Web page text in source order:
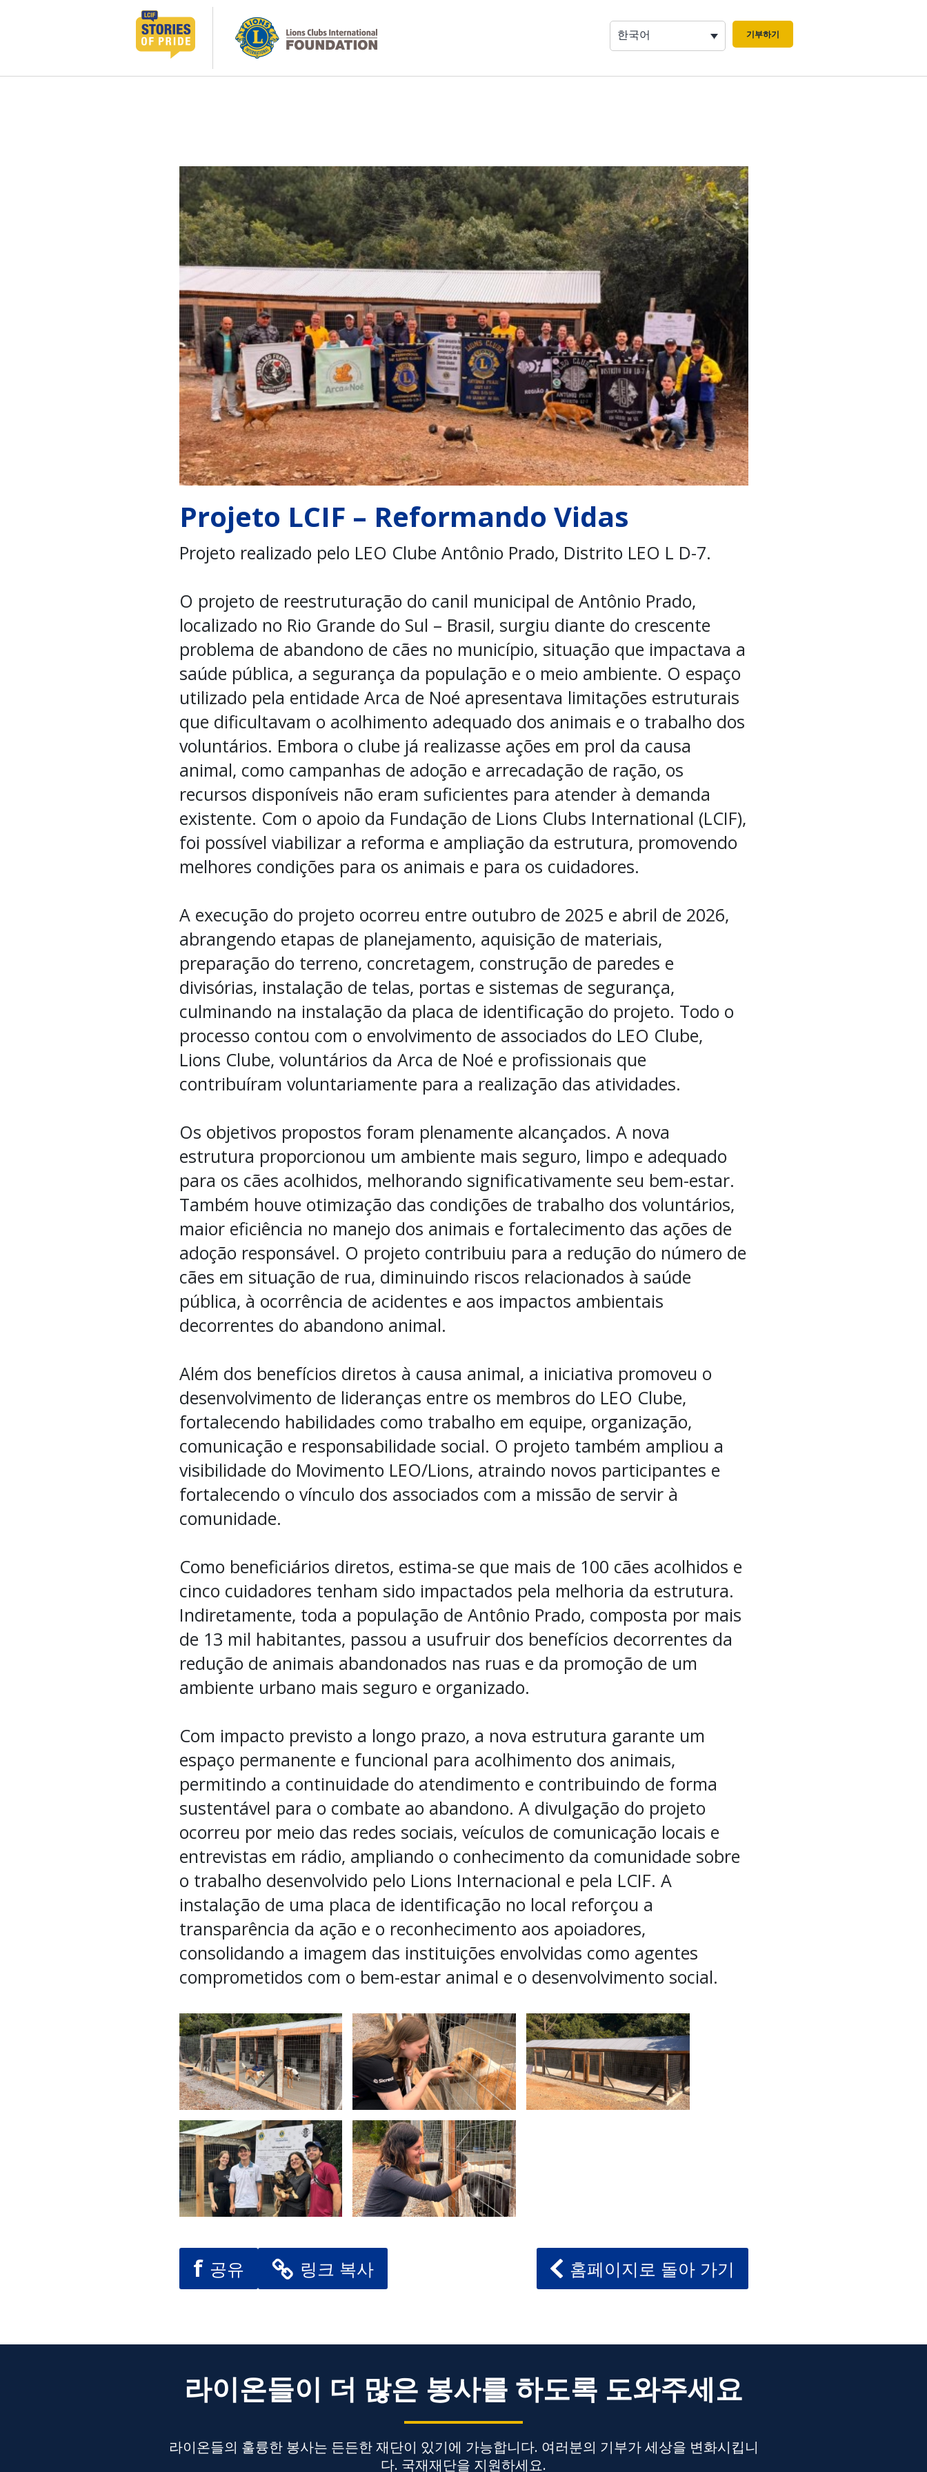
바
한국어 기부하기
Projeto LCIF – Reformando Vidas
Projeto realizado pelo LEO Clube Antônio Prado, Distrito LEO L D-7.
O projeto de reestruturação do canil municipal de Antônio Prado,
localizado no Rio Grande do Sul – Brasil, surgiu diante do crescente
problema de abandono de cães no município, situação que impactava a
saúde pública, a segurança da população e o meio ambiente. O espaço
utilizado pela entidade Arca de Noé apresentava limitações estruturais
que dificultavam o acolhimento adequado dos animais e o trabalho dos
voluntários. Embora o clube já realizasse ações em prol da causa
animal, como campanhas de adoção e arrecadação de ração, os
recursos disponíveis não eram suficientes para atender à demanda
existente. Com o apoio da Fundação de Lions Clubs International (LCIF),
foi possível viabilizar a reforma e ampliação da estrutura, promovendo
melhores condições para os animais e para os cuidadores.
A execução do projeto ocorreu entre outubro de 2025 e abril de 2026,
abrangendo etapas de planejamento, aquisição de materiais,
preparação do terreno, concretagem, construção de paredes e
divisórias, instalação de telas, portas e sistemas de segurança,
culminando na instalação da placa de identificação do projeto. Todo o
processo contou com o envolvimento de associados do LEO Clube,
Lions Clube, voluntários da Arca de Noé e profissionais que
contribuíram voluntariamente para a realização das atividades.
Os objetivos propostos foram plenamente alcançados. A nova
estrutura proporcionou um ambiente mais seguro, limpo e adequado
para os cães acolhidos, melhorando significativamente seu bem-estar.
Também houve otimização das condições de trabalho dos voluntários,
maior eficiência no manejo dos animais e fortalecimento das ações de
adoção responsável. O projeto contribuiu para a redução do número de
cães em situação de rua, diminuindo riscos relacionados à saúde
pública, à ocorrência de acidentes e aos impactos ambientais
decorrentes do abandono animal.
Além dos benefícios diretos à causa animal, a iniciativa promoveu o
desenvolvimento de lideranças entre os membros do LEO Clube,
fortalecendo habilidades como trabalho em equipe, organização,
comunicação e responsabilidade social. O projeto também ampliou a
visibilidade do Movimento LEO/Lions, atraindo novos participantes e
fortalecendo o vínculo dos associados com a missão de servir à
comunidade.
Como beneficiários diretos, estima-se que mais de 100 cães acolhidos e
cinco cuidadores tenham sido impactados pela melhoria da estrutura.
Indiretamente, toda a população de Antônio Prado, composta por mais
de 13 mil habitantes, passou a usufruir dos benefícios decorrentes da
redução de animais abandonados nas ruas e da promoção de um
ambiente urbano mais seguro e organizado.
Com impacto previsto a longo prazo, a nova estrutura garante um
espaço permanente e funcional para acolhimento dos animais,
permitindo a continuidade do atendimento e contribuindo de forma
sustentável para o combate ao abandono. A divulgação do projeto
ocorreu por meio das redes sociais, veículos de comunicação locais e
entrevistas em rádio, ampliando o conhecimento da comunidade sobre
o trabalho desenvolvido pelo Lions Internacional e pela LCIF. A
instalação de uma placa de identificação no local reforçou a
transparência da ação e o reconhecimento aos apoiadores,
consolidando a imagem das instituições envolvidas como agentes
comprometidos com o bem-estar animal e o desenvolvimento social.
f 공유 링크 복사 홈페이지로 돌아 가기
라이온들이 더 많은 봉사를 하도록 도와주세요
라이온들의 훌륭한 봉사는 든든한 재단이 있기에 가능합니다. 여러분의 기부가 세상을 변화시킵니
다. 국재재단을 지원하세요.